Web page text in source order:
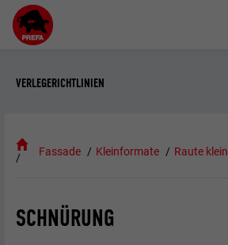
VERLEGERICHTLINIEN
Fassade Kleinformate Raute klein
SCHNÜRUNG